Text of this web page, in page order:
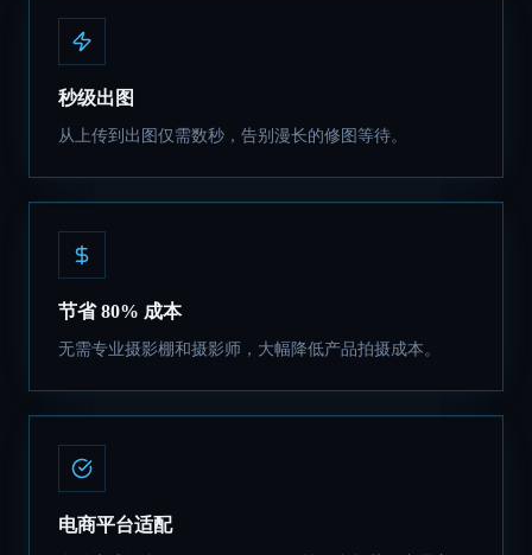
秒级出图
从上传到出图仅需数秒，告别漫长的修图等待。
节省 80% 成本
无需专业摄影棚和摄影师，大幅降低产品拍摄成本。
电商平台适配